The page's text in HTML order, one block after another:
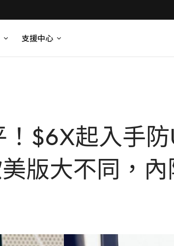
支援中心
$6X起入手
版大不同，